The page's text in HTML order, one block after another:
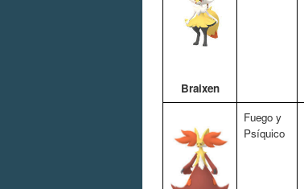
Braixen
Fuego y
Psíquico